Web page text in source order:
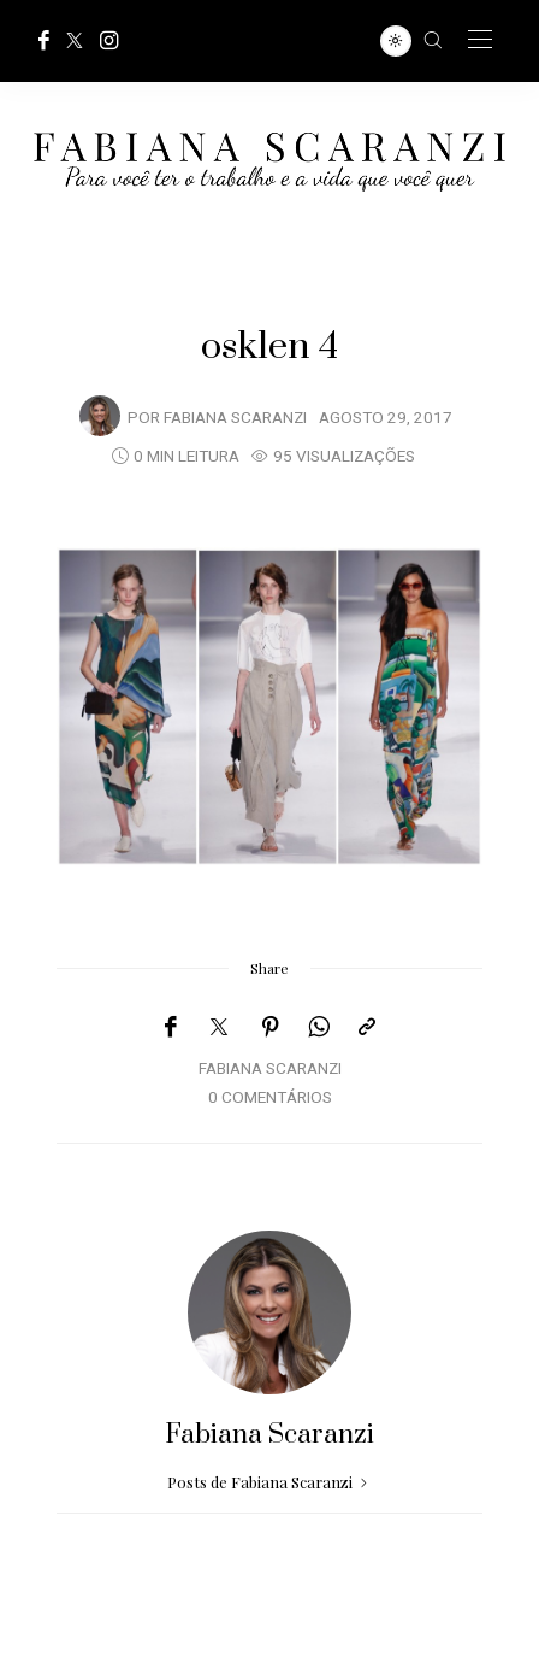
osklen 4
POR FABIANA SCARANZI AGOSTO 29, 2017
0 MIN LEITURA
95 VISUALIZAÇÕES
Share
FABIANA SCARANZI
0 COMENTÁRIOS
Fabiana Scaranzi
Posts de Fabiana Scaranzi